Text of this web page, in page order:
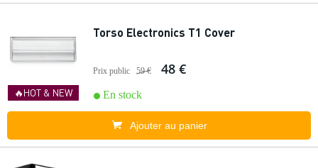
🔥HOT & NEW
Torso Electronics T1 Cover
Prix public 59 € 48 €
En stock
Ajouter au panier